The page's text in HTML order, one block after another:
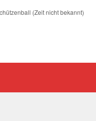
(Zeit nicht bekannt)